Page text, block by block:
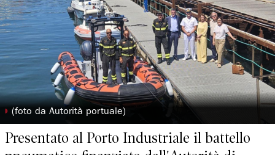
◗ (foto da Autorità portuale)
Presentato al Porto Industriale il battello